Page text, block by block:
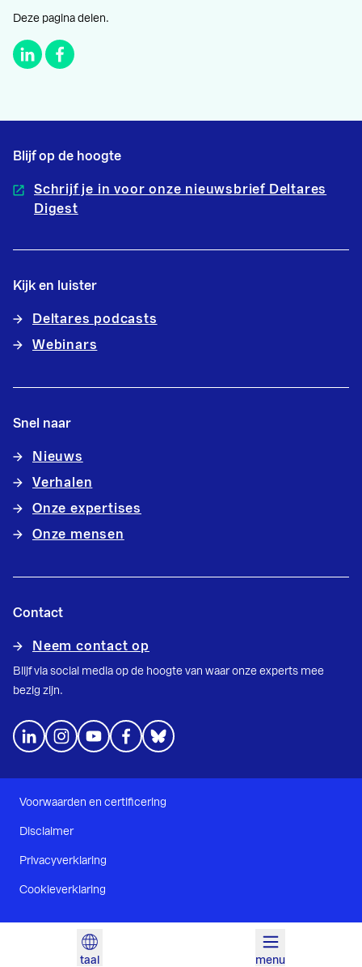
taal menu
Deze pagina delen.
Blijf op de hoogte
Schrijf je in voor onze nieuwsbrief Deltares
Digest
Kijk en luister
Deltares podcasts
Webinars
Snel naar
Nieuws
Verhalen
Onze expertises
Onze mensen
Contact
Neem contact op
Blijf via social media op de hoogte van waar onze experts mee
bezig zijn.
Voorwaarden en certificering
Disclaimer
Privacyverklaring
Cookieverklaring